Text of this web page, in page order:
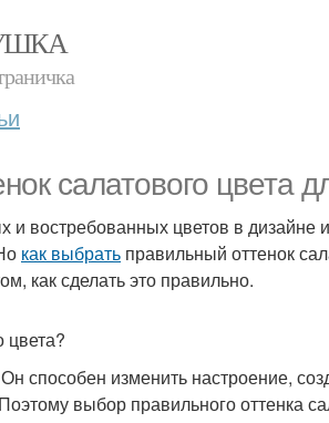
салатового цвета
востребованных цветов в дизайне
как выбрать правильный оттенок
как сделать это правильно.
цвета?
способен изменить настроение,
выбор правильного оттенка